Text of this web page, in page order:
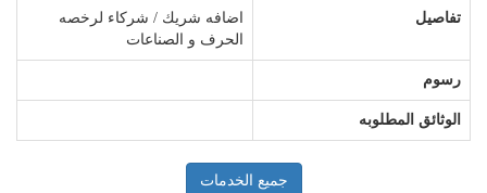
تفاصيل
اضافه شريك / شركاء لرخصه
الحرف و الصناعات
رسوم
الوثائق المطلوبه
جميع الخدمات